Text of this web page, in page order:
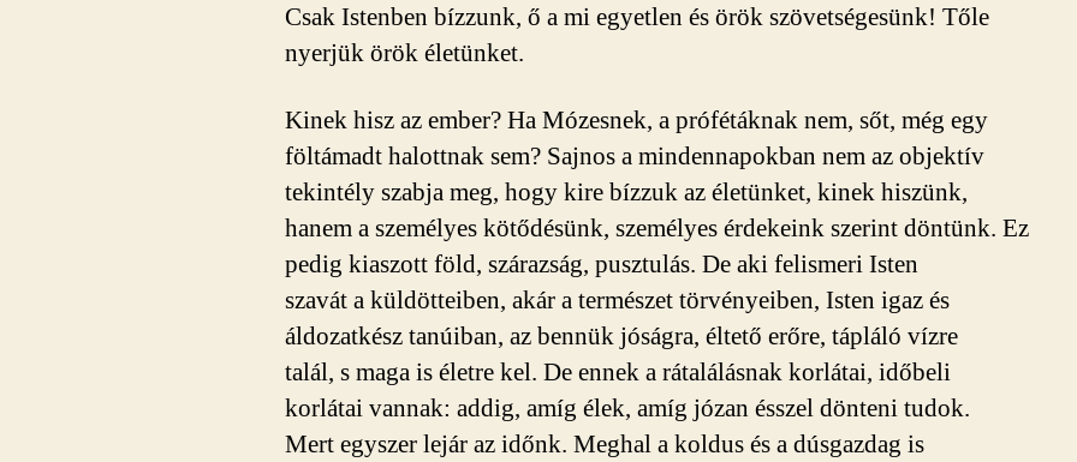
Csak Istenben bízzunk, ő a mi egyetlen és örök szövetségesünk! Tőle
nyerjük örök életünket.
Kinek hisz az ember? Ha Mózesnek, a prófétáknak nem, sőt, még egy
föltámadt halottnak sem? Sajnos a mindennapokban nem az objektív
tekintély szabja meg, hogy kire bízzuk az életünket, kinek hiszünk,
hanem a személyes kötődésünk, személyes érdekeink szerint döntünk. Ez
pedig kiaszott föld, szárazság, pusztulás. De aki felismeri Isten
szavát a küldötteiben, akár a természet törvényeiben, Isten igaz és
áldozatkész tanúiban, az bennük jóságra, éltető erőre, tápláló vízre
talál, s maga is életre kel. De ennek a rátalálásnak korlátai, időbeli
korlátai vannak: addig, amíg élek, amíg józan ésszel dönteni tudok.
Mert egyszer lejár az időnk. Meghal a koldus és a dúsgazdag is